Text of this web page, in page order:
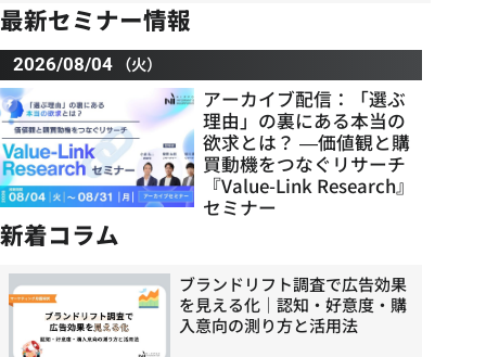
最新セミナー情報
2026/08/04 （火）
アーカイブ配信：「選ぶ
理由」の裏にある本当の
欲求とは？ ―価値観と購
買動機をつなぐリサーチ
『Value-Link Research』
セミナー
新着コラム
ブランドリフト調査で広告効果
を見える化｜認知・好意度・購
入意向の測り方と活用法